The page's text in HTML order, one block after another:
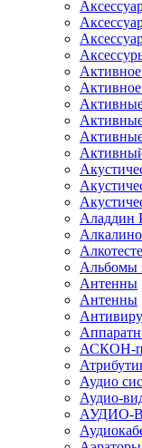
Активное
Аладдин
Альбомы
Антенны
Антенны
АСКОН-
Аудио
Аудио-
АУДИО-